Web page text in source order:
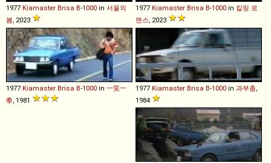
1977 Kiamaster Brisa B-1000 in 서울의
봄, 2023
1977 Kiamaster Brisa B-1000 in 킬링 로
맨스, 2023
1977 Kiamaster Brisa B-1000 in 一笑一
拳, 1981
1977 Kiamaster Brisa B-1000 in 과부춤,
1984